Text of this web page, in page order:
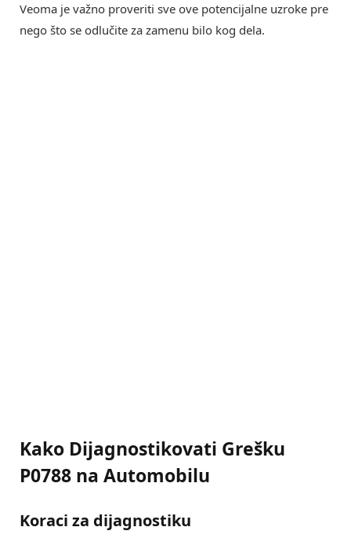
Veoma je važno proveriti sve ove potencijalne uzroke pre
nego što se odlučite za zamenu bilo kog dela.
Kako Dijagnostikovati Grešku
P0788 na Automobilu
Koraci za dijagnostiku